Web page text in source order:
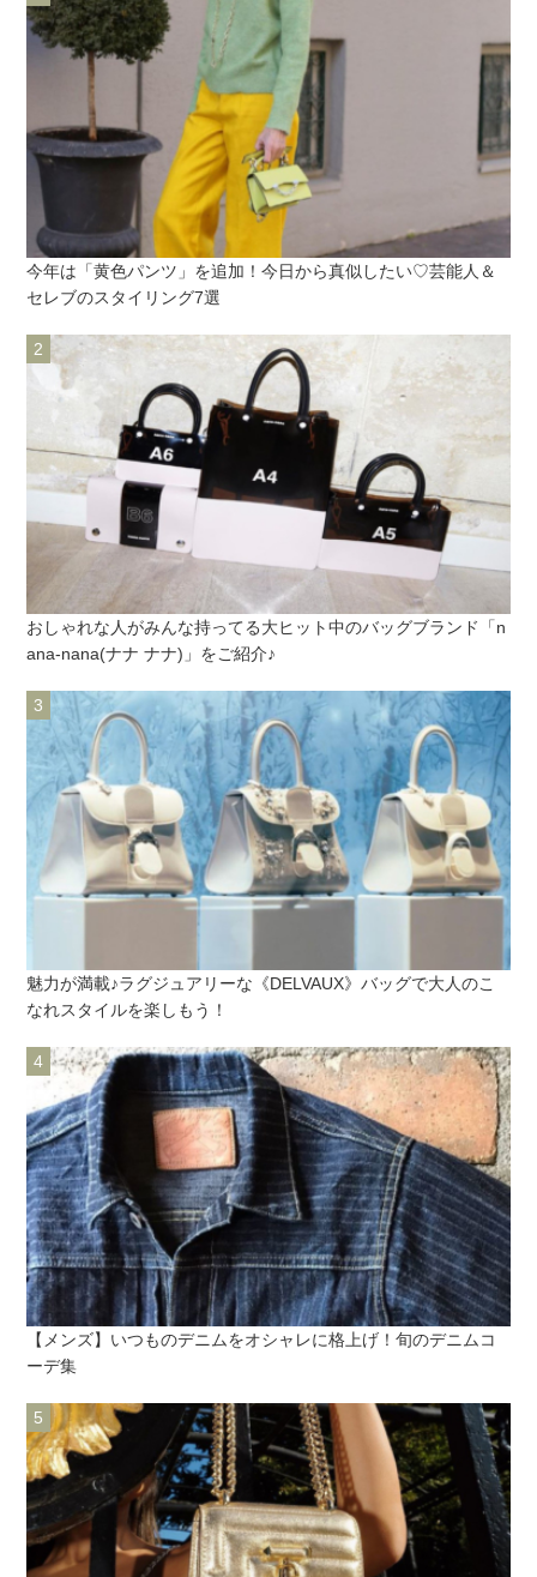
今年は「黄色パンツ」を追加！今日から真似したい♡芸能人＆
セレブのスタイリング7選
おしゃれな人がみんな持ってる大ヒット中のバッグブランド「n
ana-nana(ナナ ナナ)」をご紹介♪
魅力が満載♪ラグジュアリーな《DELVAUX》バッグで大人のこ
なれスタイルを楽しもう！
【メンズ】いつものデニムをオシャレに格上げ！旬のデニムコ
ーデ集